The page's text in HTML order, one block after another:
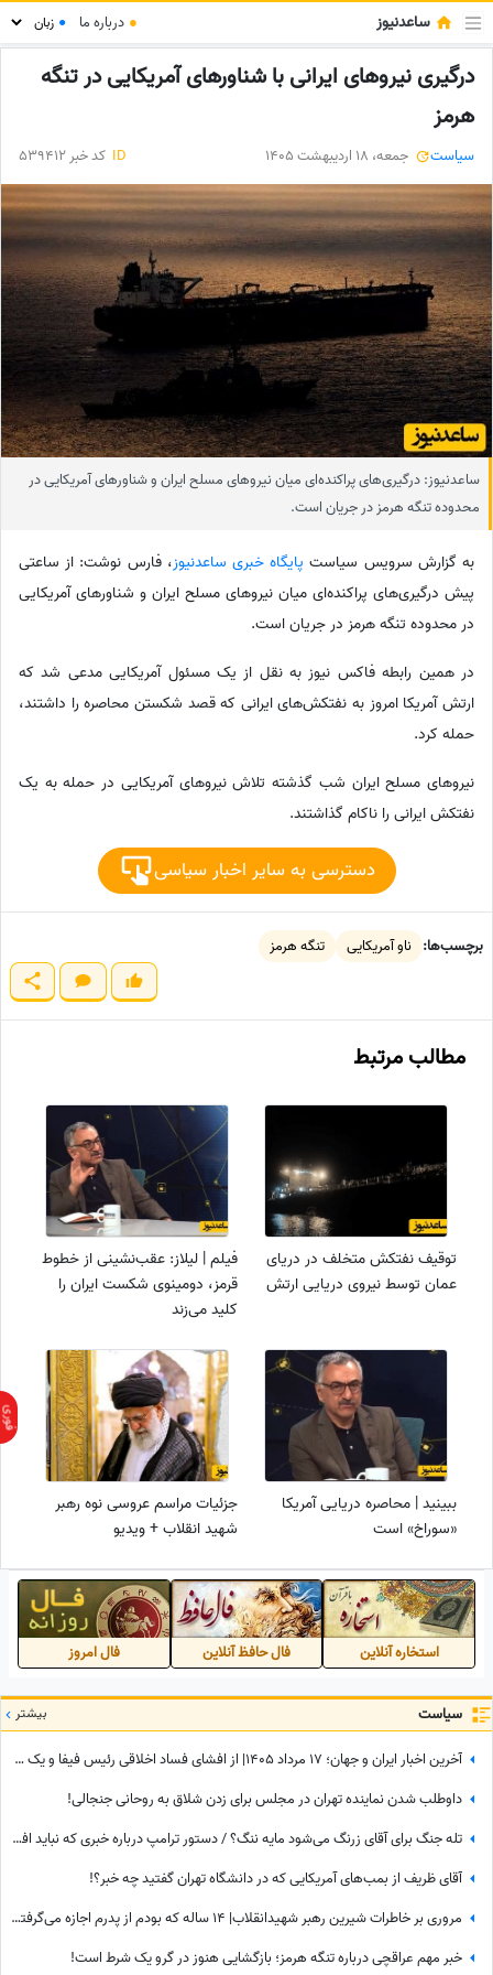
ساعدنیوز ● درباره ما ●
درگیری نیروهای ایرانی با شناورهای آمریکایی در تنگه
هرمز
سیاست جمعه، 18 اردیبهشت 1405 ID کد خبر 539412
ساعدنیوز: درگیری‌های پراکنده‌ای میان نیروهای مسلح ایران و شناورهای آمریکایی‌ در
محدوده تنگه هرمز در جریان است.
به گزارش سرویس سیاست پایگاه خبری ساعدنیوز،‌ فارس نوشت: از ساعتی
پیش درگیری‌های پراکنده‌ای میان نیروهای مسلح ایران و شناورهای آمریکایی‌
در محدوده تنگه هرمز در جریان است.
در همین رابطه فاکس نیوز به نقل از یک مسئول آمریکایی مدعی شد که
ارتش آمریکا امروز به نفتکش‌های ایرانی که قصد شکستن محاصره را داشتند،
حمله کرد.
نیروهای مسلح ایران شب گذشته تلاش نیروهای آمریکایی در حمله به یک
نفتکش ایرانی را ناکام گذاشتند.
دسترسی به سایر اخبار سیاسی
برچسب‌ها: ناو آمریکایی تنگه هرمز
مطالب مرتبط
توقیف نفتکش متخلف در دریای
عمان توسط نیروی دریایی ارتش
فیلم | لیلاز: عقب‌نشینی از خطوط
قرمز، دومینوی شکست ایران را
کلید می‌زند
ببینید | محاصره دریایی آمریکا
«سوراخ» است
جزئیات مراسم عروسی نوه رهبر
شهید انقلاب +‌ ویدیو
استخاره آنلاین فال حافظ آنلاین فال امروز
سیاست بیشتر
آخرین اخبار ایران و جهان؛ 17 مرداد 1405| از افشای فساد اخلاقی رئیس فیفا و یک زن تا سوژه شدن جوراب‌های شهباز شریف
داوطلب شدن نماینده تهران در مجلس برای زدن شلاق به روحانی جنجالی!
تله جنگ برای آقای زرنگ می‌شود مایه ننگ؟ / دستور ترامپ درباره خبری که نباید افشا می‌شد
آقای ظریف از بمب‌های آمریکایی که در دانشگاه تهران گفتید چه خبر؟!
مروری بر خاطرات شیرین رهبر شهیدانقلاب| 14 ساله که بودم از پدرم اجازه می‌گرفتیم و با برادرم به ییلاق می‌رفتیم شب خسته برمی‌گشتیم و می‌خوابیدیم، پدرم ما را ...
خبر مهم عراقچی درباره تنگه هرمز؛ بازگشایی هنوز در گرو یک شرط است!